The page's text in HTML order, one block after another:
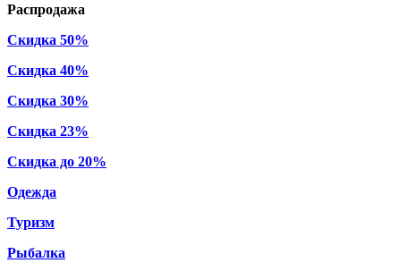
Распродажа
Скидка 50%
Скидка 40%
Скидка 30%
Скидка 23%
Скидка до 20%
Одежда
Туризм
Рыбалка